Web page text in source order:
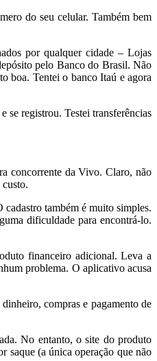
do seu celular. Também bem
por qualquer cidade – Lojas
pelo Banco do Brasil. Não
boa. Tentei o banco Itaú e agora
se registrou. Testei transferências
concorrente da Vivo. Claro, não
também é muito simples.
dificuldade para encontrá-lo.
financeiro adicional. Leva a
problema. O aplicativo acusa
compras e pagamento de
No entanto, o site do produto
saque (a única operação que não